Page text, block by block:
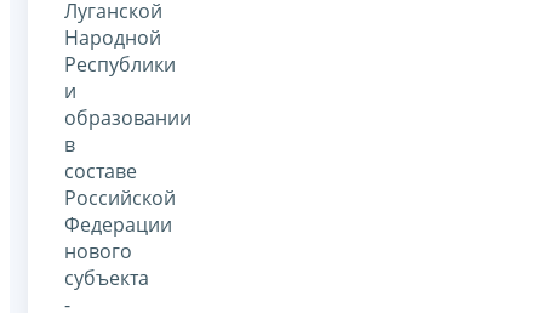
Луганской
Народной
Республики
и
образовании
в
составе
Российской
Федерации
нового
субъекта
-